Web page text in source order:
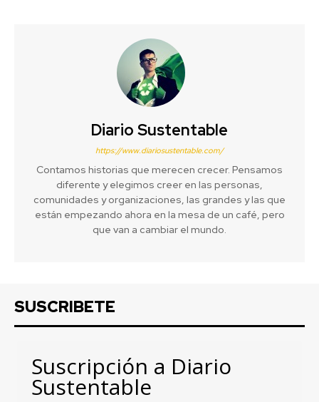
Diario Sustentable
https://www.diariosustentable.com/
Contamos historias que merecen crecer. Pensamos
diferente y elegimos creer en las personas,
comunidades y organizaciones, las grandes y las que
están empezando ahora en la mesa de un café, pero
que van a cambiar el mundo.
SUSCRIBETE
Suscripción a Diario
Sustentable